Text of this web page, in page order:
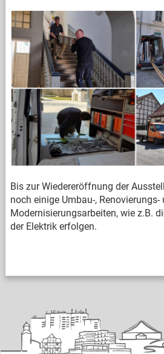
Bis zur Wiedereröffnung der
noch einige Umbau-, Renovierungs-
Modernisierungsarbeiten, wie z.B.
der Elektrik erfolgen.